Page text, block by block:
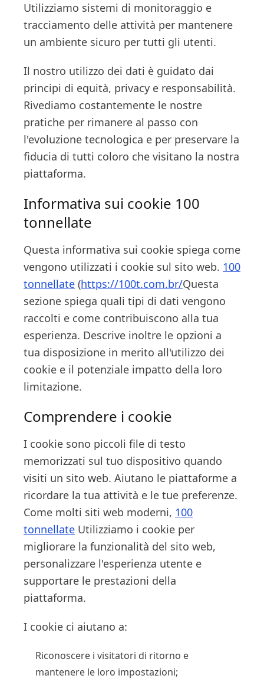
Utilizziamo sistemi di monitoraggio e
tracciamento delle attività per mantenere
un ambiente sicuro per tutti gli utenti.
Il nostro utilizzo dei dati è guidato dai
principi di equità, privacy e responsabilità.
Rivediamo costantemente le nostre
pratiche per rimanere al passo con
l'evoluzione tecnologica e per preservare la
fiducia di tutti coloro che visitano la nostra
piattaforma.
Informativa sui cookie 100
tonnellate
Questa informativa sui cookie spiega come
vengono utilizzati i cookie sul sito web. 100
tonnellate (https://100t.com.br/Questa
sezione spiega quali tipi di dati vengono
raccolti e come contribuiscono alla tua
esperienza. Descrive inoltre le opzioni a
tua disposizione in merito all'utilizzo dei
cookie e il potenziale impatto della loro
limitazione.
Comprendere i cookie
I cookie sono piccoli file di testo
memorizzati sul tuo dispositivo quando
visiti un sito web. Aiutano le piattaforme a
ricordare la tua attività e le tue preferenze.
Come molti siti web moderni, 100
tonnellate Utilizziamo i cookie per
migliorare la funzionalità del sito web,
personalizzare l'esperienza utente e
supportare le prestazioni della
piattaforma.
I cookie ci aiutano a:
Riconoscere i visitatori di ritorno e
mantenere le loro impostazioni;